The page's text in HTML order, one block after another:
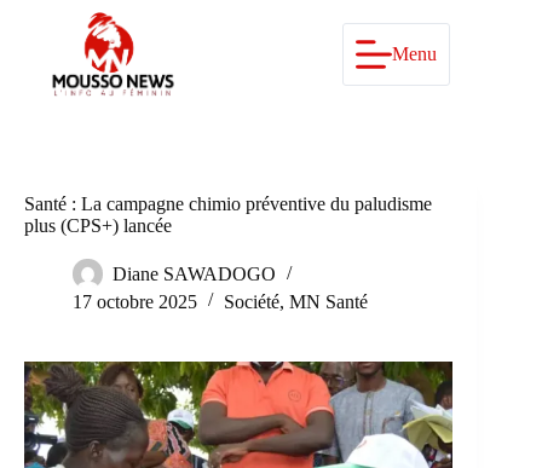
Menu
Santé : La campagne chimio préventive du paludisme
plus (CPS+) lancée
Diane SAWADOGO
17 octobre 2025
Société, MN Santé